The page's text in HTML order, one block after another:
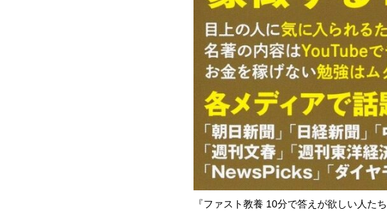
『ファスト教養 10分で答えが欲しい人た